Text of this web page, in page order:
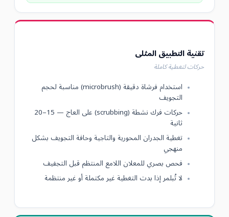
تقنية التطبيق المثلى
حركات لتغطية كاملة
استخدام فرشاة دقيقة (microbrush) مناسبة لحجم
التجويف
حركات فرك نشطة (scrubbing) على العاج — 15–20
ثانية
تغطية الجدران المحورية والتاجية وحافة التجويف بشكل
منهجي
فحص بصري للمعلان اللامع المنتظم قبل التجفيف
لا تُبلمر إذا بدت التغطية غير مكتملة أو غير منتظمة